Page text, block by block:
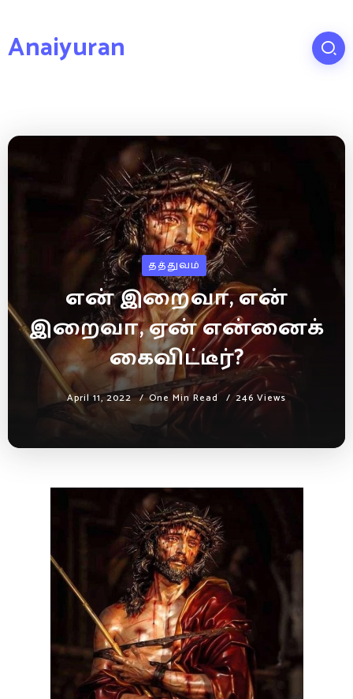
Anaiyuran
தத்துவம்
என் இறைவா, என்
இறைவா, ஏன் என்னைக்
கைவிட்டீர்?
April 11, 2022 One Min Read 246 Views